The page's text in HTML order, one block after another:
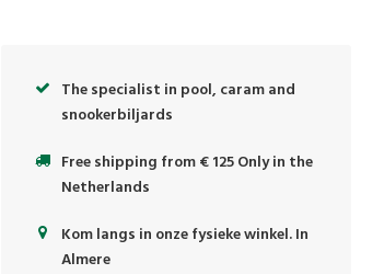
The specialist in pool, caram and
snookerbiljards
Free shipping from € 125 Only in the
Netherlands
Kom langs in onze fysieke winkel. In
Almere